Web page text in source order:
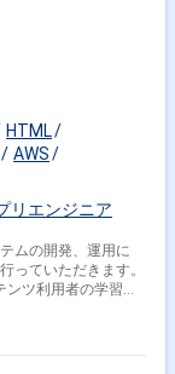
HTML
AWS
リエンジニア
ムの開発、運用に
っていただきます。
ツ利用者の学習デ